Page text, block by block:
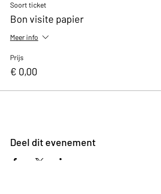
Soort ticket
Bon visite papier
Meer info
Prijs
€ 0,00
Deel dit evenement